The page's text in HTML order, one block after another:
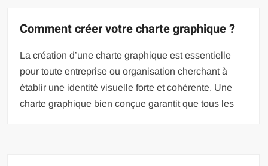
Comment créer votre charte graphique ?
La création d’une charte graphique est essentielle
pour toute entreprise ou organisation cherchant à
établir une identité visuelle forte et cohérente. Une
charte graphique bien conçue garantit que tous les